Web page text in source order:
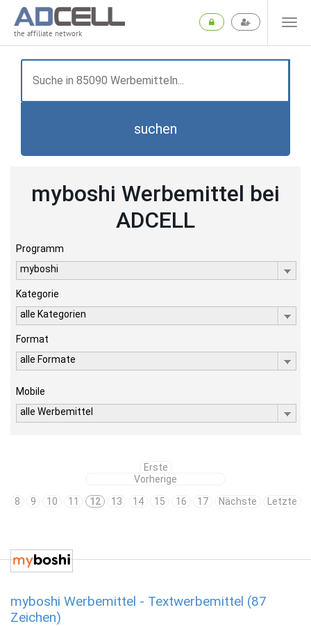
the affiliate network
suchen
myboshi Werbemittel bei
ADCELL
Programm
myboshi
Kategorie
alle Kategorien
Format
alle Formate
Mobile
alle Werbemittel
Erste
Vorherige
8
9 10 11 12 13 14 15 16 17 Nächste Letzte
myboshi Werbemittel - Textwerbemittel (87
Zeichen)